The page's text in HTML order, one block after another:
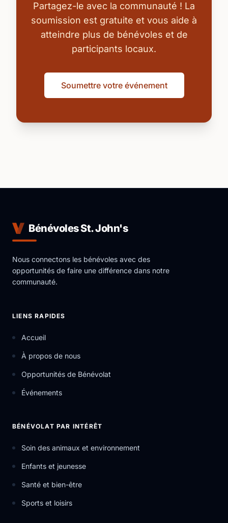
Partagez-le avec la communauté ! La
soumission est gratuite et vous aide à
atteindre plus de bénévoles et de
participants locaux.
Soumettre votre événement
Bénévoles St. John's
Nous connectons les bénévoles avec des
opportunités de faire une différence dans notre
communauté.
LIENS RAPIDES
Accueil
À propos de nous
Opportunités de Bénévolat
Événements
BÉNÉVOLAT PAR INTÉRÊT
Soin des animaux et environnement
Enfants et jeunesse
Santé et bien-être
Sports et loisirs